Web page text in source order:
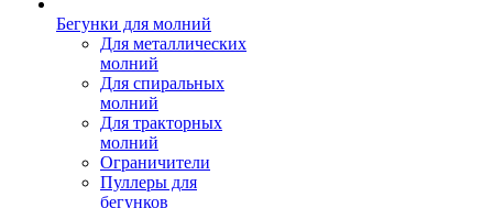
Бегунки для молний
Для металлических
молний
Для спиральных
молний
Для тракторных
молний
Ограничители
Пуллеры для
бегунков